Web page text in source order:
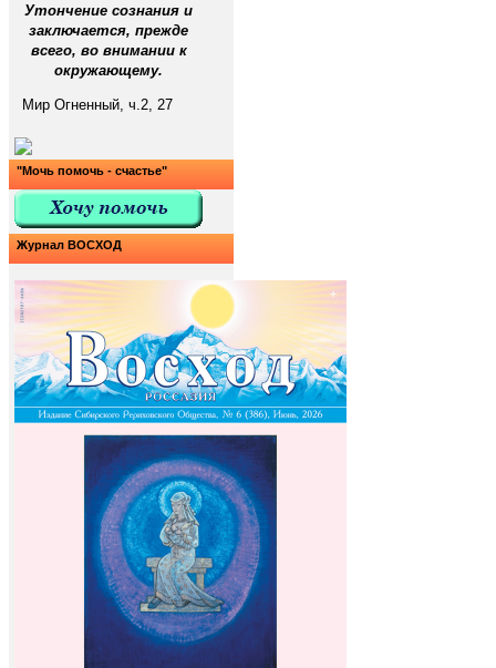
Утончение сознания и
заключается, прежде
всего, во внимании к
окружающему.
Мир Огненный, ч.2, 27
"Мочь помочь - счастье"
Журнал ВОСХОД